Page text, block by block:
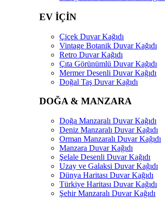
EV İÇİN
Çiçek Duvar Kağıdı
Vintage Botanik Duvar Kağıdı
Retro Duvar Kağıdı
Çıta Görünümlü Duvar Kağıdı
Mermer Desenli Duvar Kağıdı
Doğal Taş Duvar Kağıdı
DOĞA & MANZARA
Doğa Manzaralı Duvar Kağıdı
Deniz Manzaralı Duvar Kağıdı
Orman Manzaralı Duvar Kağıdı
Manzara Duvar Kağıdı
Şelale Desenli Duvar Kağıdı
Uzay ve Galaksi Duvar Kağıdı
Dünya Haritası Duvar Kağıdı
Türkiye Haritası Duvar Kağıdı
Şehir Manzaralı Duvar Kağıdı